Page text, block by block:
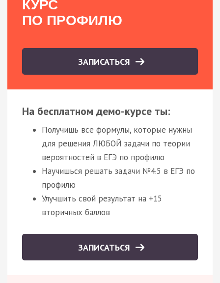
КУРС
ПО ПРОФИЛЮ
ЗАПИСАТЬСЯ
На бесплатном демо-курсе ты:
Получишь все формулы, которые нужны
для решения ЛЮБОЙ задачи по теории
вероятностей в ЕГЭ по профилю
Научишься решать задачи №4.5 в ЕГЭ по
профилю
Улучшить свой результат на +15
вторичных баллов
ЗАПИСАТЬСЯ